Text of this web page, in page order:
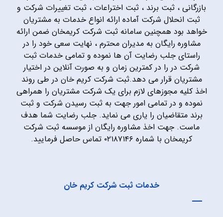
بازرگانی ، ثبت برند ، ثبت اختراعات ، ثبت تغییرات شرکت و
ثبت انحلال شرکت آماده ارائه انواع خدمات به مشتریان
خواهد بود همچنین سامانه ثبت شرکت کریمخان ضمن ارائه
مشاوره رایگان به مدیران محترم ، نهایت سعی خود را در
راستای جلب رضایت آن ها نموده و تمامی خدمات ثبت
شرکت در را در کمترین زمان و به صورت آنلاین در اختیار
مشتریان قرار می دهد.ثبت شرکت کریم خان در طی روند
اخذ کلیه مجوزهای لازم برای یک شرکت مشتریان را همراهی
نموده و در تمامی امور جهت به ثبت رسیدن شرکت و ثبت
برند متقاضیان را یاری می نماید. جلب رضایت شما هدف
ماست. جهت اخذ مشاوره رایگان از موسسه ثبت شرکت
کریمخان با شماره ۰۲۱۸۷۱۴۶ تماس حاصل فرمایید.
خدمات ثبت شرکت کریم خان